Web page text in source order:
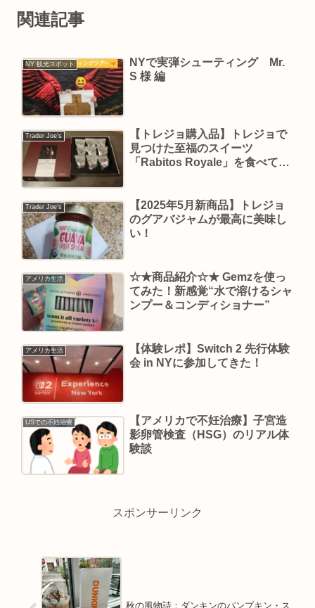
関連記事
NY 観光スポット
NYで実弾シューティング Mr.
S 様 編
Trader Joe's
【トレジョ購入品】トレジョで
見つけた至福のスイーツ
「Rabitos Royale」を食べてみ
Trader Joe's
【2025年5月新商品】トレジョ
のグアバジャムが最高に美味し
い！
アメリカ生活
☆★商品紹介☆★ Gemzを使っ
てみた！新感覚“水で溶けるシャ
ンプー＆コンディショナー”
アメリカ生活
【体験レポ】Switch 2 先行体験
会 in NYに参加してきた！
USでの不妊治療
【アメリカで不妊治療】子宮造
影卵管検査（HSG）のリアル体
験談
スポンサーリンク
秋の風物詩：ダンキンのパンプキン・ス